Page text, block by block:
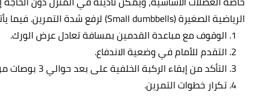
الرياضية الصغيرة (Small dumbbells) لرفع شدة التمرين. فيما يأتي توضيحٌ لخطوات أداء تمرين الاندفاع:
الوقوف مع مباعدة القدمين بمسافة تعادل عرض الورك.
التقدم للأمام في وضعية الاندفاع.
التأكد من إبقاء الركبة الخلفية على بعد حوالي 3 بوصات من الأرض، عند الاندفاع إلى الأمام.
تكرار خطوات التمرين.